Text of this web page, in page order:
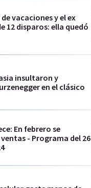
vacaciones y el ex
12 disparos: ella quedó
insultaron y
en el clásico
En febrero se
- Programa del 26